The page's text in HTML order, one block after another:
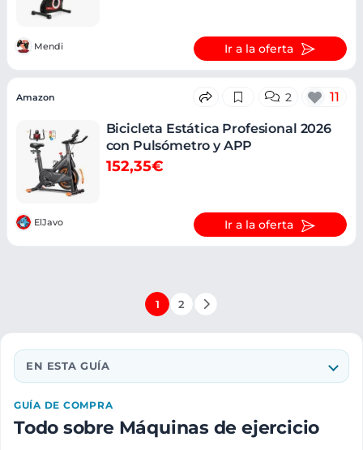
Mendi Ir a la oferta
Amazon 2 11
Bicicleta Estática Profesional 2026
con Pulsómetro y APP
152,35€
ElJavo Ir a la oferta
1 2
EN ESTA GUÍA
GUÍA DE COMPRA
Todo sobre Máquinas de ejercicio